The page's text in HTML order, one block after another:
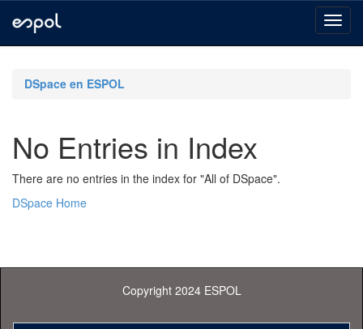
navigationDSpace en ESPOL
No Entries in Index
There are no entries in the index for "All of DSpace".
DSpace Home
Copyright 2024 ESPOL